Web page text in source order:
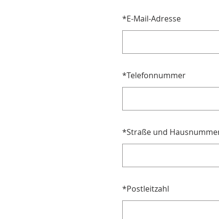
*E-Mail-Adresse
*Telefonnummer
*Straße und
*Postleitzahl